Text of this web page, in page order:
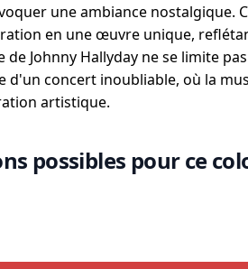
une ambiance nostalgique.
en une œuvre unique,
Johnny Hallyday ne se limite
d'un concert inoubliable, où la
artistique.
possibles pour ce